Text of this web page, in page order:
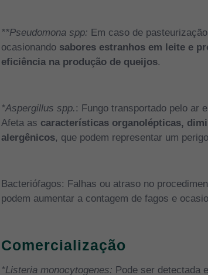
**Pseudomona spp: Em caso de
ocasionando sabores estranhos em leite e
eficiência na produção de queijos.
*Aspergillus spp.: Fungo transportado pelo ar
Afeta as características organolépticas,
alergênicos, que podem representar um
Bacteriófagos: Falhas ou atraso no
podem aumentar a contagem de fagos e
Comercialização
*Listeria monocytogenes: Pode ser detectada